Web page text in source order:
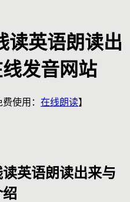
读英语朗读出
发音网站
使用： 在线朗读】
英语朗读出来与
绍